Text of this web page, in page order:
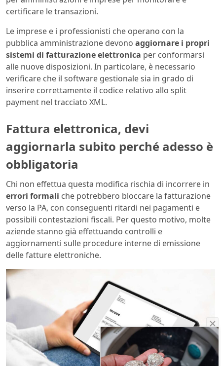
certificare le transazioni.
Le imprese e i professionisti che operano con la
pubblica amministrazione devono aggiornare i propri
sistemi di fatturazione elettronica per conformarsi
alle nuove disposizioni. In particolare, è necessario
verificare che il software gestionale sia in grado di
inserire correttamente il codice relativo allo split
payment nel tracciato XML.
Fattura elettronica, devi
aggiornarla subito perché adesso è
obbligatoria
Chi non effettua questa modifica rischia di incorrere in
errori formali che potrebbero bloccare la fatturazione
verso la PA, con conseguenti ritardi nei pagamenti e
possibili contestazioni fiscali. Per questo motivo, molte
aziende stanno già effettuando controlli e
aggiornamenti sulle procedure interne di emissione
delle fatture elettroniche.